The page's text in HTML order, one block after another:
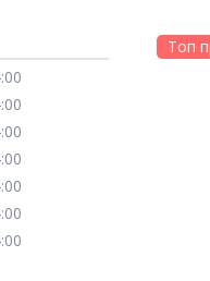
Топ